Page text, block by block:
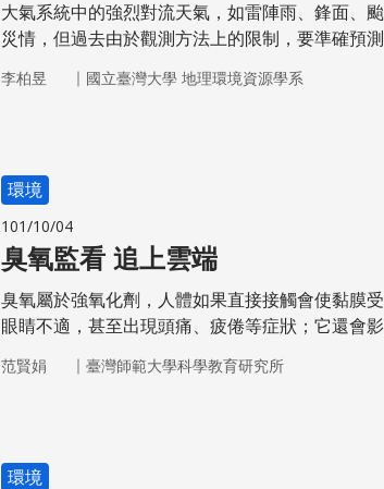
大氣系統中的強烈對流天氣，如雷陣雨、鋒面、
災情，但過去由於觀測方法上的限制，要準確預
報精準度，以提升政府或民眾對於災難性天氣的應
李柏昱 ｜ 國立臺灣大學 地理環境資源學系
環境
101/10/04
臭氧監看 追上雲端
臭氧屬於強氧化劑，人體如果直接接觸會使黏膜
眼睛不適，甚至出現頭痛、疲倦等症狀；它還會
要的工作。
范賢娟 ｜ 臺灣師範大學科學教育研究所
環境